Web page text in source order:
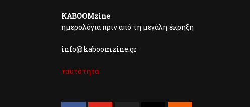
KABOOMzine
ημερολόγια πριν από τη μεγάλη έκρηξη
info@kaboomzine.gr
ταυτότητα